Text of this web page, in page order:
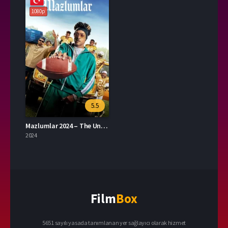
1080p
5.5
Mazlumlar 2024 – The Underdoggs 1080p Turkce Dublaj izle
2024
FilmBox
5651 sayılı yasada tanımlanan yer sağlayıcı olarak hizmet